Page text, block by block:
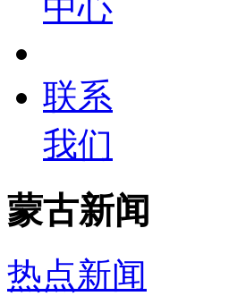
联系
我们
蒙古新闻
热点新闻